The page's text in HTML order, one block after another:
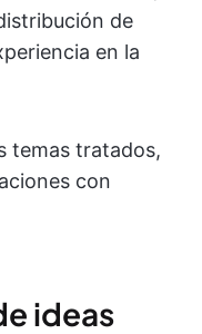
de
en la
temas tratados,
con
ideas